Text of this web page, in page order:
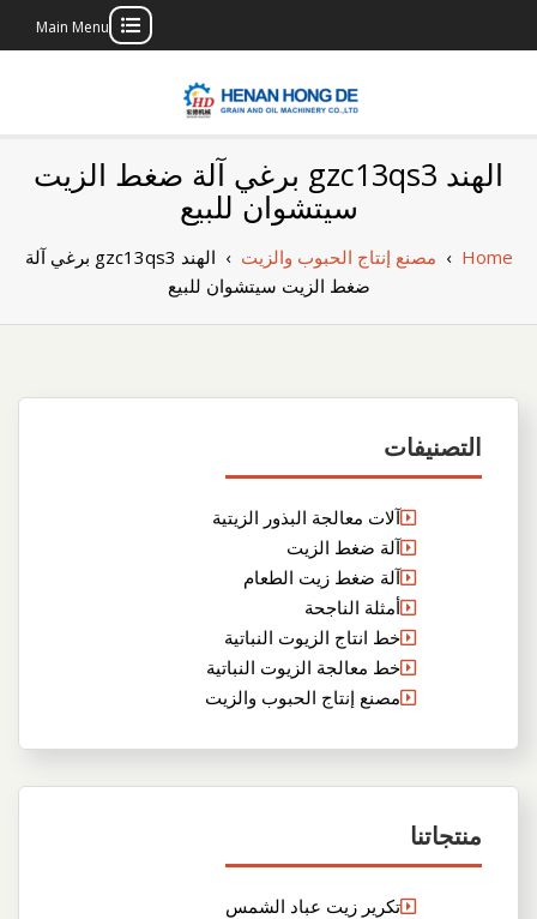
Main Menu
بناء مصنع إنتاج
الزيوت النباتية
الخاص بك
الهند gzc13qs3 برغي آلة ضغط الزيت
سيتشوان للبيع
Home
› مصنع إنتاج الحبوب والزيت ›
الهند gzc13qs3 برغي آلة
ضغط الزيت سيتشوان للبيع
التصنيفات
آلات معالجة البذور الزيتية
آلة ضغط الزيت
آلة ضغط زيت الطعام
أمثلة الناجحة
خط انتاج الزيوت النباتية
خط معالجة الزيوت النباتية
مصنع إنتاج الحبوب والزيت
منتجاتنا
تكرير زيت عباد الشمس